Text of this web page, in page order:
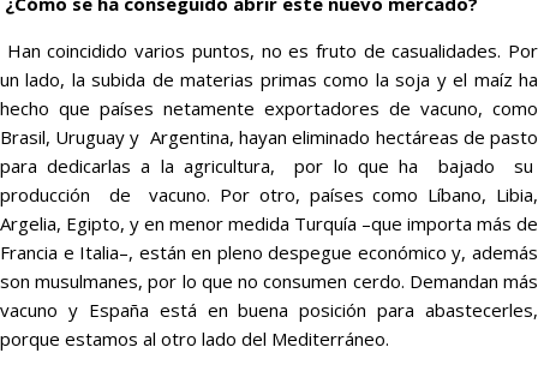
Han coincidido varios puntos, no es fruto de casualidades. Por
un lado, la subida de materias primas como la soja y el maíz ha
hecho que países netamente exportadores de vacuno, como
Brasil, Uruguay y Argentina, hayan eliminado hectáreas de pasto
para dedicarlas a la agricultura, por lo que ha bajado su
producción de vacuno. Por otro, países como Líbano, Libia,
Argelia, Egipto, y en menor medida Turquía –que importa más de
Francia e Italia–, están en pleno despegue económico y, además
son musulmanes, por lo que no consumen cerdo. Demandan más
vacuno y España está en buena posición para abastecerles,
porque estamos al otro lado del Mediterráneo.